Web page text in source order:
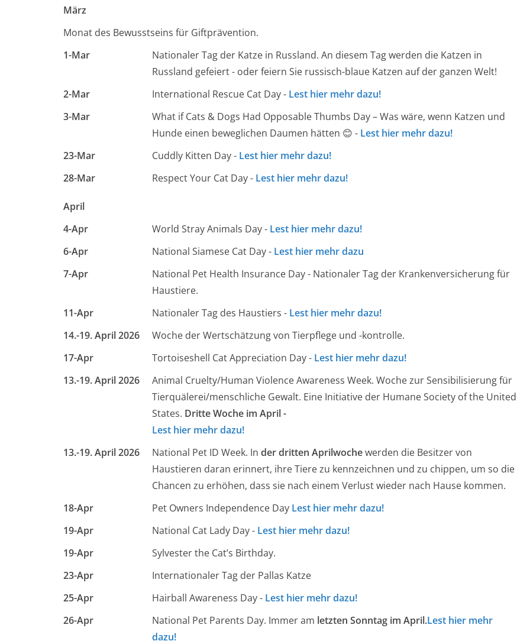
März
Monat des Bewusstseins für Giftprävention.
1-Mar
Nationaler Tag der Katze in Russland. An diesem Tag werden die Katzen in
Russland gefeiert - oder feiern Sie russisch-blaue Katzen auf der ganzen Welt!
2-Mar
International Rescue Cat Day - Lest hier mehr dazu!
3-Mar
What if Cats & Dogs Had Opposable Thumbs Day – Was wäre, wenn Katzen und
Hunde einen beweglichen Daumen hätten 😊 - Lest hier mehr dazu!
23-Mar
Cuddly Kitten Day - Lest hier mehr dazu!
28-Mar
Respect Your Cat Day - Lest hier mehr dazu!
April
4-Apr
World Stray Animals Day - Lest hier mehr dazu!
6-Apr
National Siamese Cat Day - Lest hier mehr dazu
7-Apr
National Pet Health Insurance Day - Nationaler Tag der Krankenversicherung für
Haustiere.
11-Apr
Nationaler Tag des Haustiers - Lest hier mehr dazu!
14.-19. April 2026
Woche der Wertschätzung von Tierpflege und -kontrolle.
17-Apr
Tortoiseshell Cat Appreciation Day - Lest hier mehr dazu!
13.-19. April 2026
Animal Cruelty/Human Violence Awareness Week. Woche zur Sensibilisierung für
Tierquälerei/menschliche Gewalt. Eine Initiative der Humane Society of the United
States. Dritte Woche im April -
Lest hier mehr dazu!
13.-19. April 2026
National Pet ID Week. In der dritten Aprilwochewerden die Besitzer von
Haustieren daran erinnert, ihre Tiere zu kennzeichnen und zu chippen, um so die
Chancen zu erhöhen, dass sie nach einem Verlust wieder nach Hause kommen.
18-Apr
Pet Owners Independence Day Lest hier mehr dazu!
19-Apr
National Cat Lady Day - Lest hier mehr dazu!
19-Apr
Sylvester the Cat’s Birthday.
23-Apr
Internationaler Tag der Pallas Katze
25-Apr
Hairball Awareness Day - Lest hier mehr dazu!
26-Apr
National Pet Parents Day. Immer am letzten Sonntag im April.Lest hier mehr
dazu!